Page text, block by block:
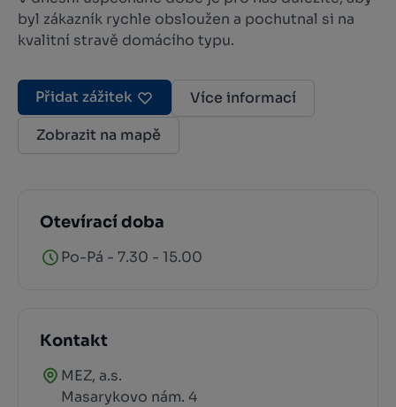
byl zákazník rychle obsloužen a pochutnal si na
kvalitní stravě domácího typu.
Přidat zážitek
Více informací
Zobrazit na mapě
Otevírací doba
Po-Pá - 7.30 - 15.00
Kontakt
MEZ, a.s.
Masarykovo nám. 4